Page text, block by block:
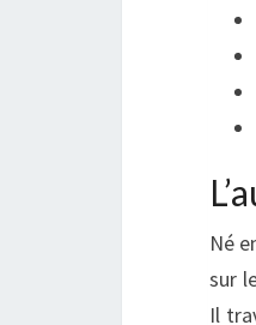
Né
sur
Il